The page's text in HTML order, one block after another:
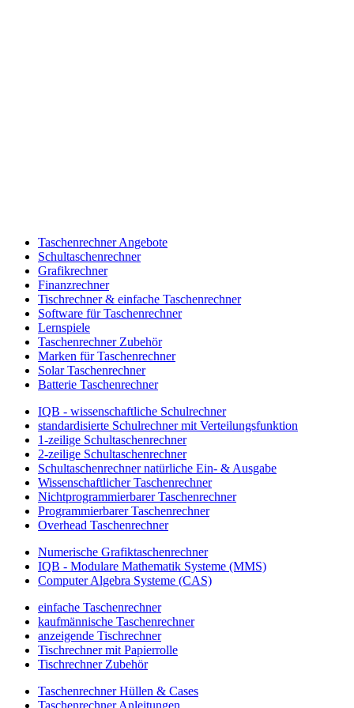
Taschenrechner Angebote
Schultaschenrechner
Grafikrechner
Finanzrechner
Tischrechner & einfache Taschenrechner
Software für Taschenrechner
Lernspiele
Taschenrechner Zubehör
Marken für Taschenrechner
Solar Taschenrechner
Batterie Taschenrechner
IQB - wissenschaftliche Schulrechner
standardisierte Schulrechner mit Verteilungsfunktion
1-zeilige Schultaschenrechner
2-zeilige Schultaschenrechner
Schultaschenrechner natürliche Ein- & Ausgabe
Wissenschaftlicher Taschenrechner
Nichtprogrammierbarer Taschenrechner
Programmierbarer Taschenrechner
Overhead Taschenrechner
Numerische Grafiktaschenrechner
IQB - Modulare Mathematik Systeme (MMS)
Computer Algebra Systeme (CAS)
einfache Taschenrechner
kaufmännische Taschenrechner
anzeigende Tischrechner
Tischrechner mit Papierrolle
Tischrechner Zubehör
Taschenrechner Hüllen & Cases
Taschenrechner Anleitungen